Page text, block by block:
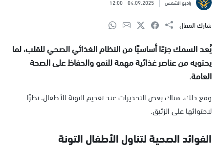
راديو الشمس 04.09.2025
12:00
شارك المقال
يُعد السمك جزءًا أساسيًا من النظام الغذائي الصحي للقلب، لما
يحتويه من عناصر غذائية مهمة للنمو والحفاظ على الصحة
العامة.
ومع ذلك، هناك بعض التحذيرات عند تقديم التونة للأطفال، نظرًا
لاحتوائها على الزئبق.
الفوائد الصحية لتناول الأطفال التونة